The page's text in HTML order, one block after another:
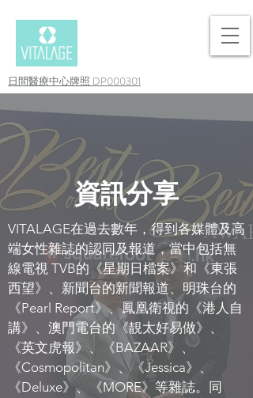
日間醫療中心牌照 DP000301
資訊分享
VITALAGE在過去數年，得到各媒體及高
端女性雜誌的認同及報道，當中包括無
線電視 TVB的《星期日檔案》和《東張
西望》、新聞台的新聞報道、明珠台的
《Pearl Report》、鳳凰衛視的《港人自
講》、澳門電台的《靚太好易做》、
《英文虎報》、《BAZAAR》、
《Cosmopolitan》、《Jessica》、
《Deluxe》、《MORE》等雜誌。同